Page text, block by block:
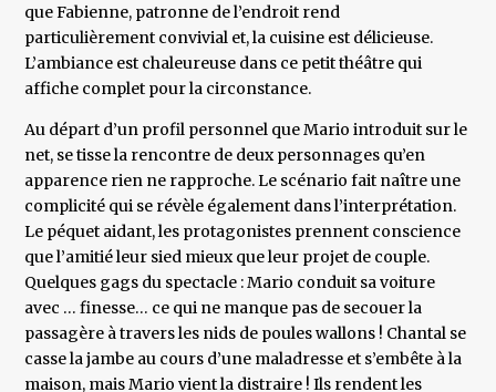
que Fabienne, patronne de l’endroit rend
particulièrement convivial et, la cuisine est délicieuse.
L’ambiance est chaleureuse dans ce petit théâtre qui
affiche complet pour la circonstance.
Au départ d’un profil personnel que Mario introduit sur le
net, se tisse la rencontre de deux personnages qu’en
apparence rien ne rapproche. Le scénario fait naître une
complicité qui se révèle également dans l’interprétation.
Le péquet aidant, les protagonistes prennent conscience
que l’amitié leur sied mieux que leur projet de couple.
Quelques gags du spectacle : Mario conduit sa voiture
avec … finesse… ce qui ne manque pas de secouer la
passagère à travers les nids de poules wallons ! Chantal se
casse la jambe au cours d’une maladresse et s’embête à la
maison, mais Mario vient la distraire ! Ils rendent les